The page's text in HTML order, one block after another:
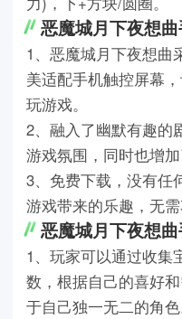
恶魔城月下夜想
1、恶魔城月下夜想曲
美适配手机触控屏幕
玩游戏。
2、融入了幽默有趣的
游戏氛围，同时也增
3、免费下载，没有任
游戏带来的乐趣，无需
恶魔城月下夜想
1、玩家可以通过收集
数，根据自己的喜好
于自己独一无二的角色